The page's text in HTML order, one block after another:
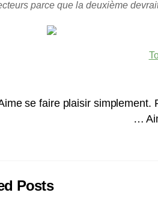
parce que la deuxième
se faire plaisir simplement.
…
Posts